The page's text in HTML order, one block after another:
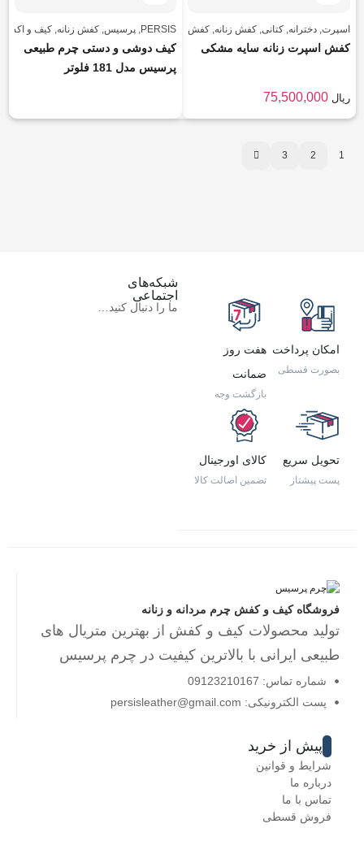
اسپرت,دخترانه,کتانی,کفش زنانه,کفش زنانه
کفش اسپرت زنانه سایه مشکی
75,500,000 ریال
PERSIS
, پرسیس, کفش زنانه, کیف و
کیف دوشی و دستی چرم طبیعی
پرسیس مدل 181 فلوتر
1
2
3
امکان پرداخت
بصورت قسطی
هفت روز
ضمانت
بازگشت وجه
تحویل سریع
پست پیشتاز
کالای اورجینال
تضمین اصالت کالا
شبکه‌های
اجتماعی
ما را دنبال کنید…
فروشگاه کیف و کفش چرم مردانه و زنانه
تولید محصولات کیف و کفش از بهترین متریال های
طبیعی ایرانی با بالاترین کیفیت در چرم پرسیس
شماره تماس: 09123210167
پست الکترونیکی: persisleather@gmail.com
پیش از خرید
شرایط و قوانین
درباره ما
تماس با ما
فروش قسطی